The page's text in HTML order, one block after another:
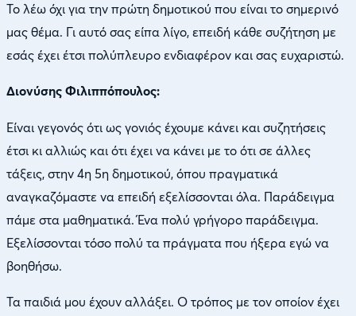
Το λέω όχι για την πρώτη δημοτικού που είναι το σημερινό
μας θέμα. Γι αυτό σας είπα λίγο, επειδή κάθε συζήτηση με
εσάς έχει έτσι πολύπλευρο ενδιαφέρον και σας ευχαριστώ.
Διονύσης Φιλιππόπουλος:
Είναι γεγονός ότι ως γονιός έχουμε κάνει και συζητήσεις
έτσι κι αλλιώς και ότι έχει να κάνει με το ότι σε άλλες
τάξεις, στην 4η 5η δημοτικού, όπου πραγματικά
αναγκαζόμαστε να επειδή εξελίσσονται όλα. Παράδειγμα
πάμε στα μαθηματικά. Ένα πολύ γρήγορο παράδειγμα.
Εξελίσσονται τόσο πολύ τα πράγματα που ήξερα εγώ να
βοηθήσω.
Τα παιδιά μου έχουν αλλάξει. Ο τρόπος με τον οποίον έχει